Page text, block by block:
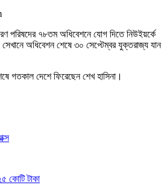
পরিষদের ৭৮তম অধিবেশনে যোগ দিতে নিউইয়র্কে
সেখানে অধিবেশন শেষে ৩০ সেপ্টেম্বর যুক্তরাজ্য যান
গতকাল দেশে ফিরেছেন শেখ হাসিনা।
কোটি টাকা